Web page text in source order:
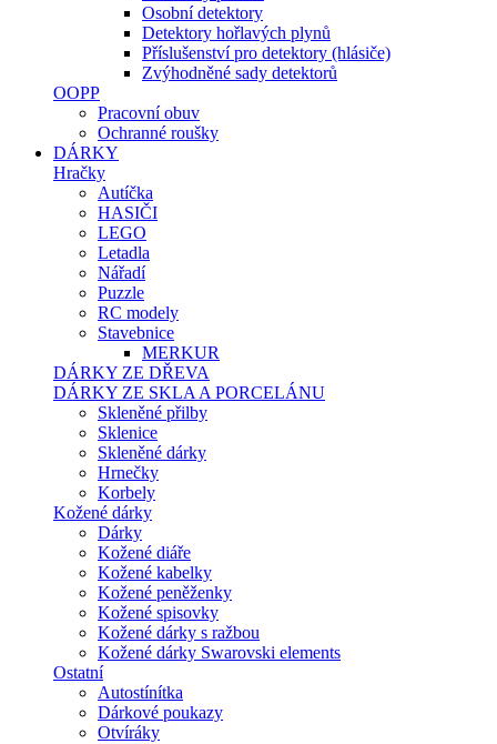
Osobní detektory
Detektory hořlavých plynů
Příslušenství pro detektory (hlásiče)
Zvýhodněné sady detektorů
OOPP
Pracovní obuv
Ochranné roušky
DÁRKY
Hračky
Autíčka
HASIČI
LEGO
Letadla
Nářadí
Puzzle
RC modely
Stavebnice
MERKUR
DÁRKY ZE DŘEVA
DÁRKY ZE SKLA A PORCELÁNU
Skleněné přilby
Sklenice
Skleněné dárky
Hrnečky
Korbely
Kožené dárky
Dárky
Kožené diáře
Kožené kabelky
Kožené peněženky
Kožené spisovky
Kožené dárky s ražbou
Kožené dárky Swarovski elements
Ostatní
Autostínítka
Dárkové poukazy
Otvíráky